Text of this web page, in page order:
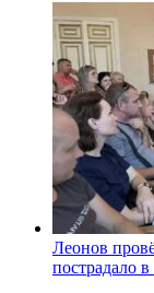
Леонов
пострадало